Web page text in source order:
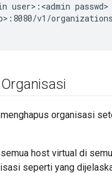
user>:<admin
v1/
organisasi
host virtual di
seperti yang